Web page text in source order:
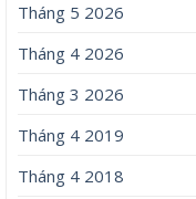
Tháng 5 2026
Tháng 4 2026
Tháng 3 2026
Tháng 4 2019
Tháng 4 2018